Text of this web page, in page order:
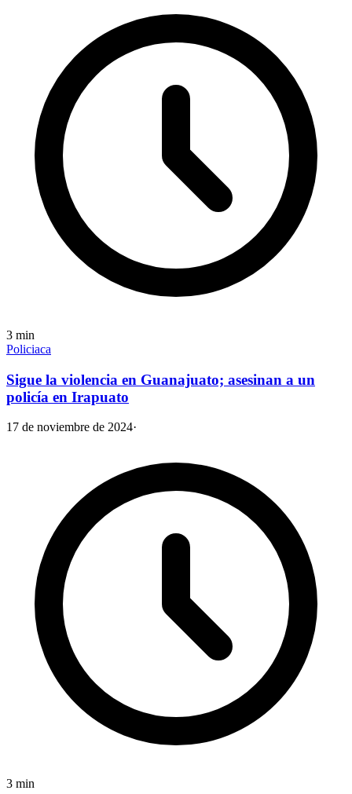
3 min
Policiaca
Sigue la violencia en Guanajuato; asesinan a un
policía en Irapuato
17 de noviembre de 2024·
3 min